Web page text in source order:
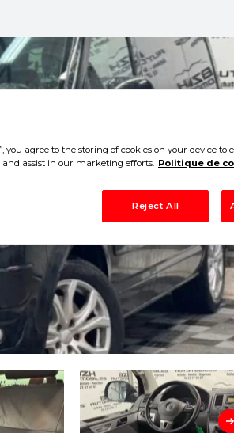
you agree to the storing of cookies on your device to
and assist in our marketing efforts. Politique de
Reject All